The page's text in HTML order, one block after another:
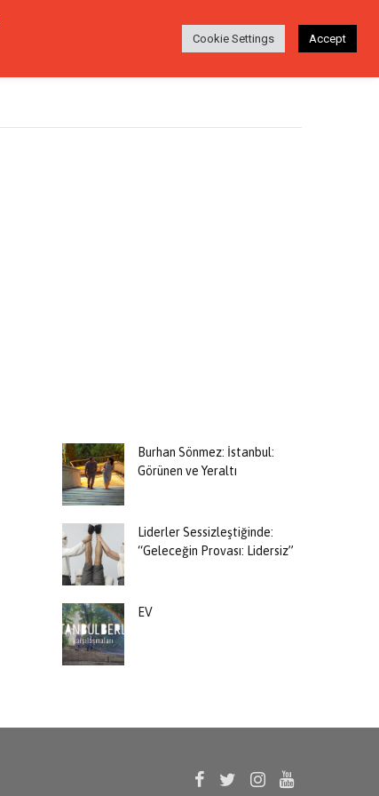
Login Ara
Burhan Sönmez: İstanbul:
Görünen ve Yeraltı
Liderler Sessizleştiğinde:
“Geleceğin Provası: Lidersiz”
EV
Cookie Settings Accept